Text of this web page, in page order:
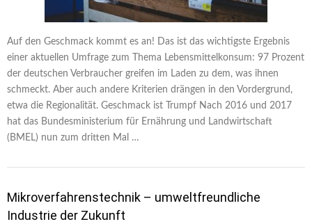
Auf den Geschmack kommt es an! Das ist das wichtigste Ergebnis
einer aktuellen Umfrage zum Thema Lebensmittelkonsum: 97 Prozent
der deutschen Verbraucher greifen im Laden zu dem, was ihnen
schmeckt. Aber auch andere Kriterien drängen in den Vordergrund,
etwa die Regionalität. Geschmack ist Trumpf Nach 2016 und 2017
hat das Bundesministerium für Ernährung und Landwirtschaft
(BMEL) nun zum dritten Mal …
Mikroverfahrenstechnik – umweltfreundliche
Industrie der Zukunft